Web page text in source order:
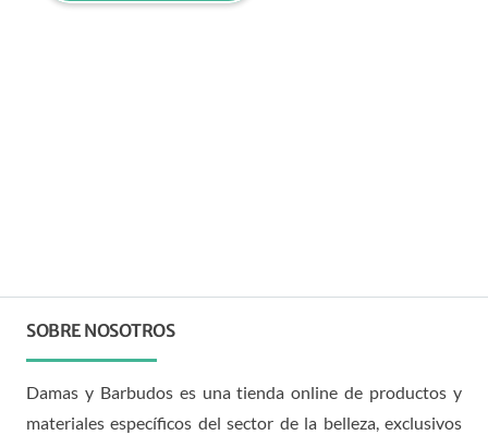
SOBRE NOSOTROS
Damas y Barbudos es una tienda online de productos y
materiales específicos del sector de la belleza, exclusivos